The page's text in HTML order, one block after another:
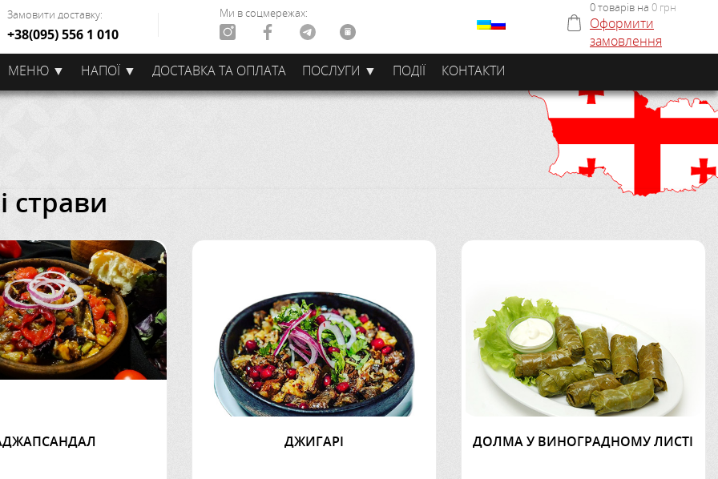
Замовити доставку:
+38(095) 556 1 010
Ми в соцмережах: 0 товарів на 0 грн
Оформити
замовлення
МЕНЮ ▼
НАПОЇ ▼ ДОСТАВКА ТА ОПЛАТА ПОСЛУГИ ▼ ПОДІЇ КОНТАКТИ
страви
ДЖИГАРІ ДОЛМА У ВИНОГРАДНОМУ ЛИСТІ